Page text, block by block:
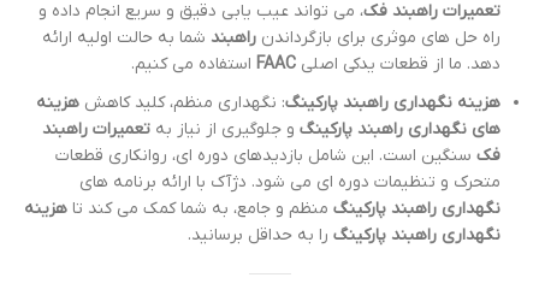
تعمیرات راهبند فک، می تواند عیب یابی دقیق و سریع انجام داده و
راه حل های موثری برای بازگرداندن راهبند شما به حالت اولیه ارائه
دهد. ما از قطعات یدکی اصلی FAAC استفاده می کنیم.
هزینه نگهداری راهبند پارکینگ: نگهداری منظم، کلید کاهش هزینه
های نگهداری راهبند پارکینگ و جلوگیری از نیاز به تعمیرات راهبند
فک سنگین است. این شامل بازدیدهای دوره ای، روانکاری قطعات
متحرک و تنظیمات دوره ای می شود. دژآک با ارائه برنامه های
نگهداری راهبند پارکینگ منظم و جامع، به شما کمک می کند تا هزینه
نگهداری راهبند پارکینگ را به حداقل برسانید.